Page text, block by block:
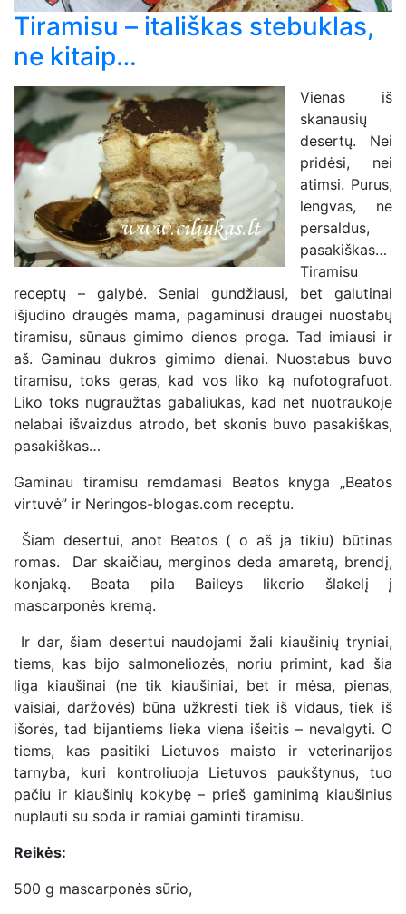
Tiramisu – itališkas stebuklas,
ne kitaip…
Vienas iš
skanausių
desertų. Nei
pridėsi, nei
atimsi. Purus,
lengvas, ne
persaldus,
pasakiškas…
Tiramisu
receptų – galybė. Seniai gundžiausi, bet galutinai
išjudino draugės mama, pagaminusi draugei nuostabų
tiramisu, sūnaus gimimo dienos proga. Tad imiausi ir
aš. Gaminau dukros gimimo dienai. Nuostabus buvo
tiramisu, toks geras, kad vos liko ką nufotografuot.
Liko toks nugraužtas gabaliukas, kad net nuotraukoje
nelabai išvaizdus atrodo, bet skonis buvo pasakiškas,
pasakiškas…
Gaminau tiramisu remdamasi Beatos knyga „Beatos
virtuvė” ir Neringos-blogas.com receptu.
Šiam desertui, anot Beatos ( o aš ja tikiu) būtinas
romas. Dar skaičiau, merginos deda amaretą, brendį,
konjaką. Beata pila Baileys likerio šlakelį į
mascarponės kremą.
Ir dar, šiam desertui naudojami žali kiaušinių tryniai,
tiems, kas bijo salmoneliozės, noriu primint, kad šia
liga kiaušinai (ne tik kiaušiniai, bet ir mėsa, pienas,
vaisiai, daržovės) būna užkrėsti tiek iš vidaus, tiek iš
išorės, tad bijantiems lieka viena išeitis – nevalgyti. O
tiems, kas pasitiki Lietuvos maisto ir veterinarijos
tarnyba, kuri kontroliuoja Lietuvos paukštynus, tuo
pačiu ir kiaušinių kokybę – prieš gaminimą kiaušinius
nuplauti su soda ir ramiai gaminti tiramisu.
Reikės:
500 g mascarponės sūrio,